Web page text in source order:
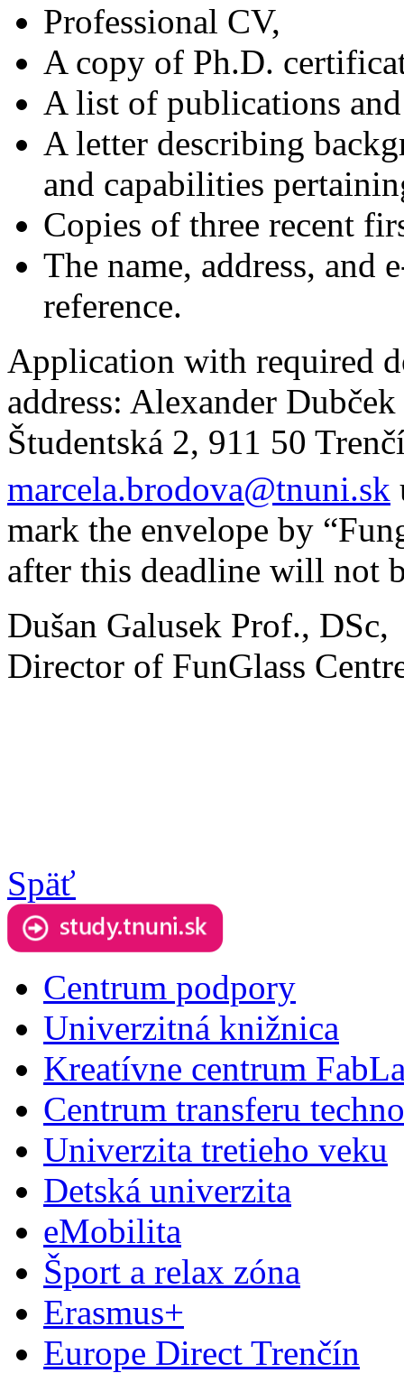
Professional CV,
A copy of Ph.D.
A list of publications
A letter describing
and capabilities
Copies of three recent
The name, address, and
reference.
Application with required
address: Alexander
Študentská 2, 911 50
marcela.brodova@tnuni.sk
mark the envelope by
after this deadline will not
Dušan Galusek Prof., DSc,
Director of FunGlass
Späť
Centrum podpory
Univerzitná knižnica
Kreatívne centrum
Centrum transferu
Univerzita tretieho veku
Detská univerzita
eMobilita
Šport a relax zóna
Erasmus+
Europe Direct Trenčín